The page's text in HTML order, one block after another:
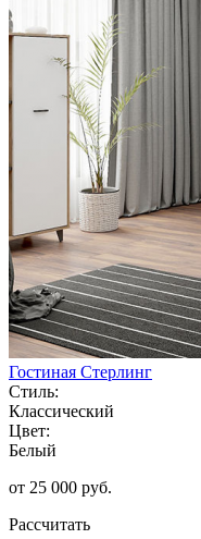
Гостиная Стерлинг
Стиль:
Классический
Цвет:
Белый
от 25 000 руб.
Рассчитать